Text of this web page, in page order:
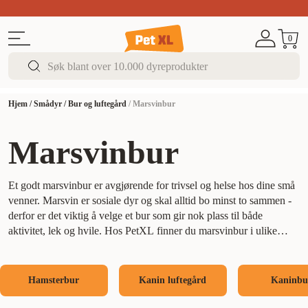
0
Hjem /Smådyr /Bur og luftegård /Marsvinbur
Marsvinbur
Et godt marsvinbur er avgjørende for trivsel og helse hos dine små
venner. Marsvin er sosiale dyr og skal alltid bo minst to sammen -
derfor er det viktig å velge et bur som gir nok plass til både
aktivitet, lek og hvile. Hos PetXL finner du marsvinbur i ulike
og de fleste modellene har praktiske detaljer som avtakbare
bunnskuffer for enkel rengjøring. Du kan enkelt tilpasse
Hamsterbur Kanin luftegård